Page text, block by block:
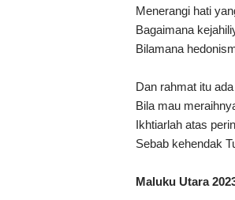
Menerangi hati
Bagaimana
Bilamana
Dan rahmat itu
Bila mau
Ikhtiarlah atas
Sebab kehendak
Maluku Utara